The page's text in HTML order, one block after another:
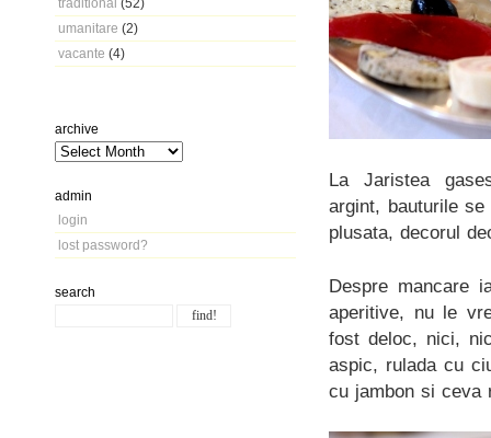
umanitare (2)
vacante (4)
archive
admin
login
lost password?
search
La Jaristea
argint, bauturile
plusata, decorul
Despre mancare
aperitive, nu le
fost deloc, nici,
aspic, rulada cu
cu jambon si ceva